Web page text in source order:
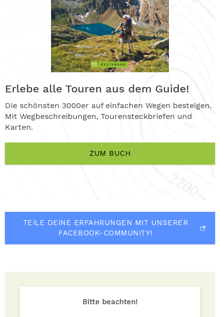
Erlebe alle Touren aus dem Guide!
Die schönsten 3000er auf einfachen Wegen besteigen.
Mit Wegbeschreibungen, Tourensteckbriefen und
Karten.
ZUM BUCH
TEILE DEINE ERFAHRUNGEN MIT UNSERER
FACEBOOK-COMMUNITY!
Bitte beachten!